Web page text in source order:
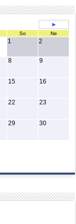
►
So Ne
1 2
8 9
15 16
22 23
29 30